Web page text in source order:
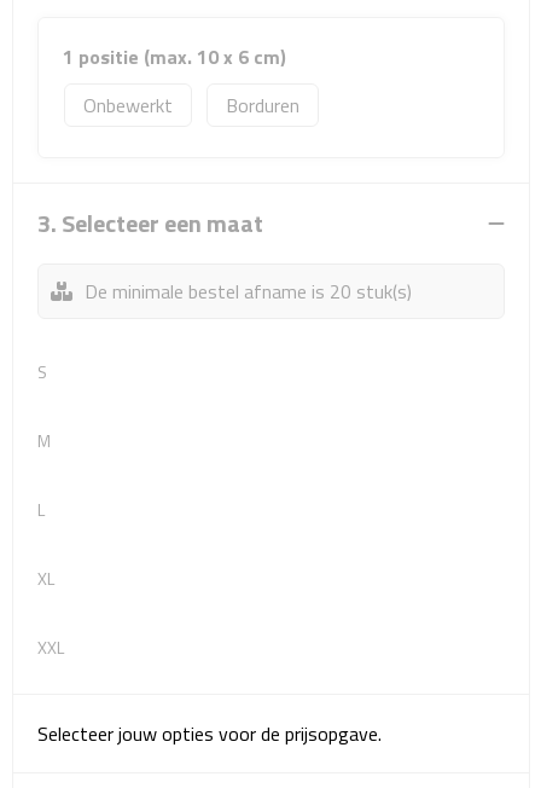
Sporttassen
Picknick rugtassen
Lunchtassen
Opbergtasjes
1 positie (max. 10 x 6 cm)
Onbewerkt
Borduren
3. Selecteer een maat
De minimale bestel afname is 20 stuk(s)
S
M
L
XL
XXL
Selecteer jouw opties voor de prijsopgave.